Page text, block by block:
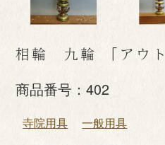
相輪 九輪 「アウト
商品番号：402
寺院用具 一般用具